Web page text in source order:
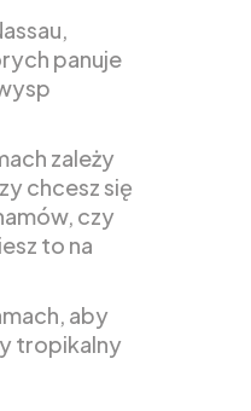
panuje
zależy
chcesz się
czy
to na
aby
tropikalny